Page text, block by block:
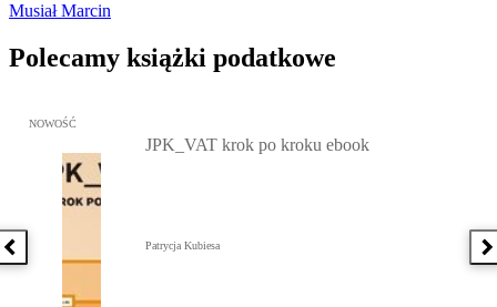
Musiał Marcin
Polecamy książki podatkowe
Poprzednia książka
Przejdź do: JPK_VAT krok po kroku ebook, Patrycja Kubiesa -
NOWOŚĆ
JPK_VAT krok po kroku ebook
Patrycja Kubiesa